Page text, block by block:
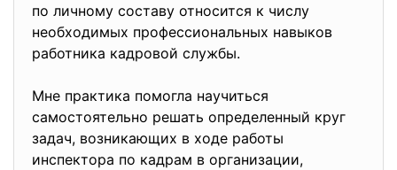
по личному составу относится к числу
необходимых профессиональных навыков
работника кадровой службы.
Мне практика помогла научиться
самостоятельно решать определенный круг
задач, возникающих в ходе работы
инспектора по кадрам в организации,